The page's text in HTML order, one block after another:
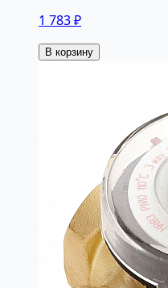
1 783 ₽
В корзину